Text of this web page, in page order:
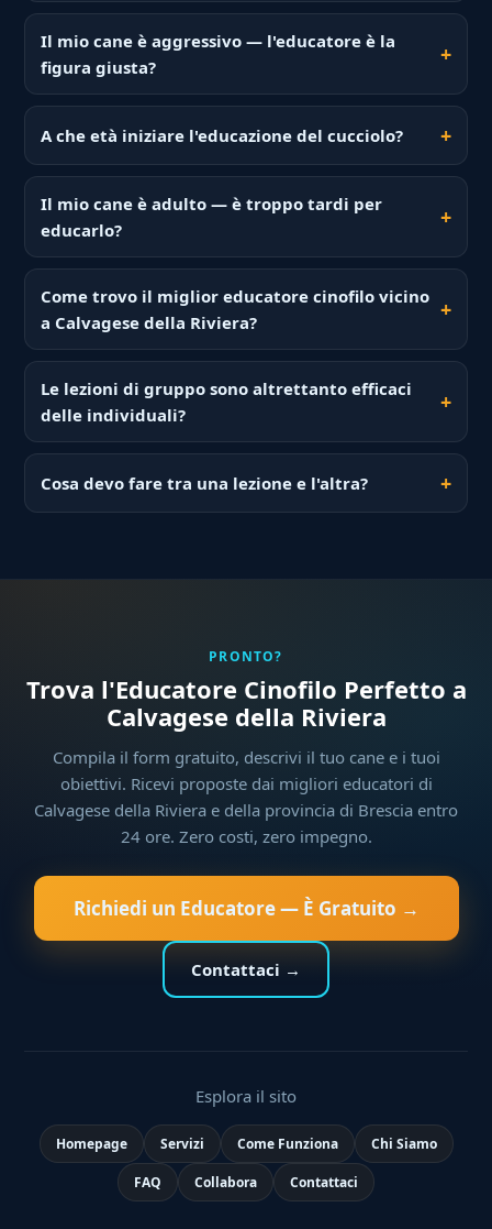
Il mio cane è aggressivo — l'educatore è la
figura giusta?
A che età iniziare l'educazione del cucciolo?
Il mio cane è adulto — è troppo tardi per
educarlo?
Come trovo il miglior educatore cinofilo vicino
a Calvagese della Riviera?
Le lezioni di gruppo sono altrettanto efficaci
delle individuali?
Cosa devo fare tra una lezione e l'altra?
PRONTO?
Trova l'Educatore Cinofilo Perfetto a
Calvagese della Riviera
Compila il form gratuito, descrivi il tuo cane e i tuoi
obiettivi. Ricevi proposte dai migliori educatori di
Calvagese della Riviera e della provincia di Brescia entro
24 ore. Zero costi, zero impegno.
Richiedi un Educatore — È Gratuito →
Contattaci →
Esplora il sito
Homepage Servizi Come Funziona Chi Siamo
FAQ Collabora Contattaci